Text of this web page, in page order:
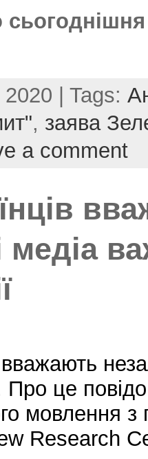
| Tags:
, заява
a comment
медіа
вважають
Про це
мовлення
Research